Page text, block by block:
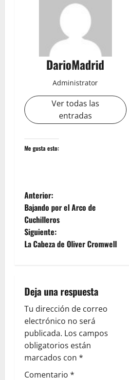
DarioMadrid
Administrator
Ver todas las
entradas
Me gusta esto:
N
a
v
a
c
i
ó
Anterior:
Bajando por el Arco de
Cuchilleros
Siguiente:
La Cabeza de Oliver Cromwell
Deja una respuesta
Tu dirección de correo
electrónico no será
publicada. Los campos
obligatorios están
marcados con *
Comentario *